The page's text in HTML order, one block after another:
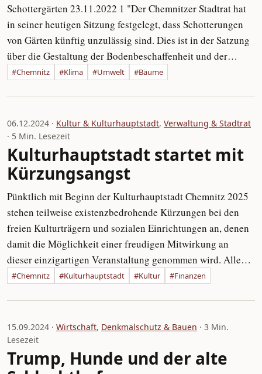
Schottergärten 23.11.2022 1 "Der Chemnitzer Stadtrat hat
in seiner heutigen Sitzung festgelegt, dass Schotterungen
von Gärten künftig unzulässig sind. Dies ist in der Satzung
über die Gestaltung der Bodenbeschaffenheit und der…
#Chemnitz #Klima #Umwelt #Bäume
06.12.2024 · Kultur & Kulturhauptstadt, Verwaltung & Stadtrat
· 5 Min. Lesezeit
Kulturhauptstadt startet mit
Kürzungsangst
Pünktlich mit Beginn der Kulturhauptstadt Chemnitz 2025
stehen teilweise existenzbedrohende Kürzungen bei den
freien Kulturträgern und sozialen Einrichtungen an, denen
damit die Möglichkeit einer freudigen Mitwirkung an
dieser einzigartigen Veranstaltung genommen wird. Alle…
#Chemnitz #Kulturhauptstadt #Kultur #Finanzen
15.09.2024 · Wirtschaft, Denkmalschutz & Bauen · 3 Min.
Lesezeit
Trump, Hunde und der alte